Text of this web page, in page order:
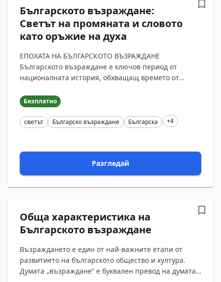
Българското възраждане:
Светът на промяната и словото
като оръжие на духа
ЕПОХАТА НА БЪЛГАРСКОТО ВЪЗРАЖДАНЕ
Българското възраждане е ключов период от
националната история, обхващащ времето от
Този период бележи нача?...
Безплатно
светът Българско възраждане Българска +4
Разгледай
Обща характеристика на
Българското възраждане
Възраждането е един от най-важните етапи от
развитието на българското общество и култура.
Думата „възраждане“ е буквален превод на думата